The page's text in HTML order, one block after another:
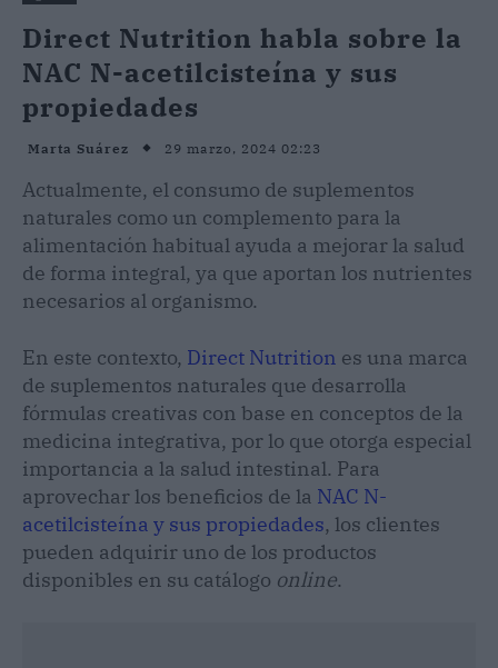
Direct Nutrition habla sobre la
NAC N-acetilcisteína y sus
propiedades
Marta Suárez 29 marzo, 2024 02:23
Actualmente, el consumo de suplementos
naturales como un complemento para la
alimentación habitual ayuda a mejorar la salud
de forma integral, ya que aportan los nutrientes
necesarios al organismo.
En este contexto, Direct Nutrition es una marca
de suplementos naturales que desarrolla
fórmulas creativas con base en conceptos de la
medicina integrativa, por lo que otorga especial
importancia a la salud intestinal. Para
aprovechar los beneficios de la NAC N-
acetilcisteína y sus propiedades, los clientes
pueden adquirir uno de los productos
disponibles en su catálogo online.